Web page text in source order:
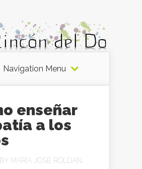
Navigation Menu
enseñar
a los
MARIA JOSE ROLDAN